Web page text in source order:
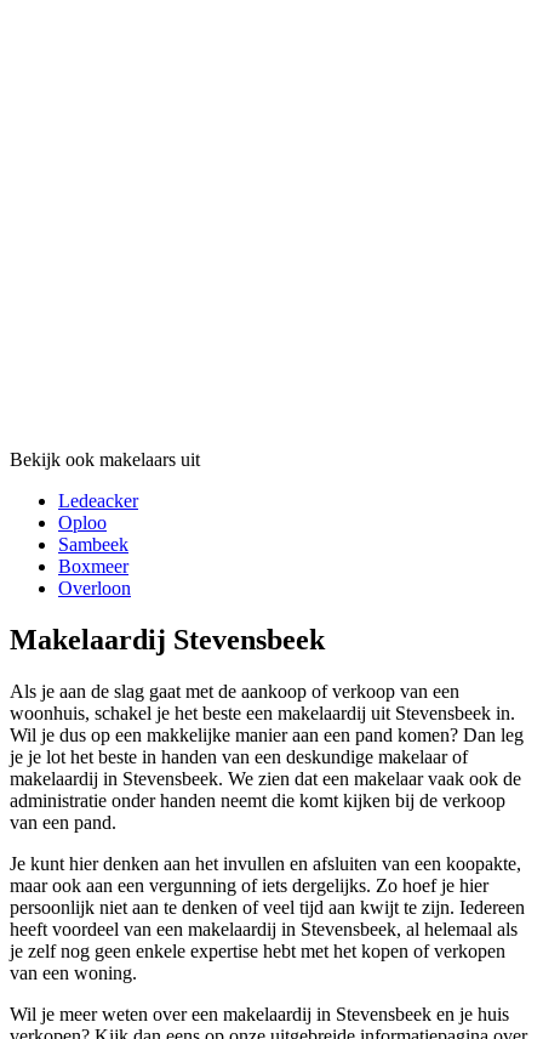
Bekijk ook makelaars uit
Ledeacker
Oploo
Sambeek
Boxmeer
Overloon
Makelaardij Stevensbeek
Als je aan de slag gaat met de aankoop of verkoop van een
woonhuis, schakel je het beste een makelaardij uit Stevensbeek in.
Wil je dus op een makkelijke manier aan een pand komen? Dan leg
je je lot het beste in handen van een deskundige makelaar of
makelaardij in Stevensbeek. We zien dat een makelaar vaak ook de
administratie onder handen neemt die komt kijken bij de verkoop
van een pand.
Je kunt hier denken aan het invullen en afsluiten van een koopakte,
maar ook aan een vergunning of iets dergelijks. Zo hoef je hier
persoonlijk niet aan te denken of veel tijd aan kwijt te zijn. Iedereen
heeft voordeel van een makelaardij in Stevensbeek, al helemaal als
je zelf nog geen enkele expertise hebt met het kopen of verkopen
van een woning.
Wil je meer weten over een makelaardij in Stevensbeek en je huis